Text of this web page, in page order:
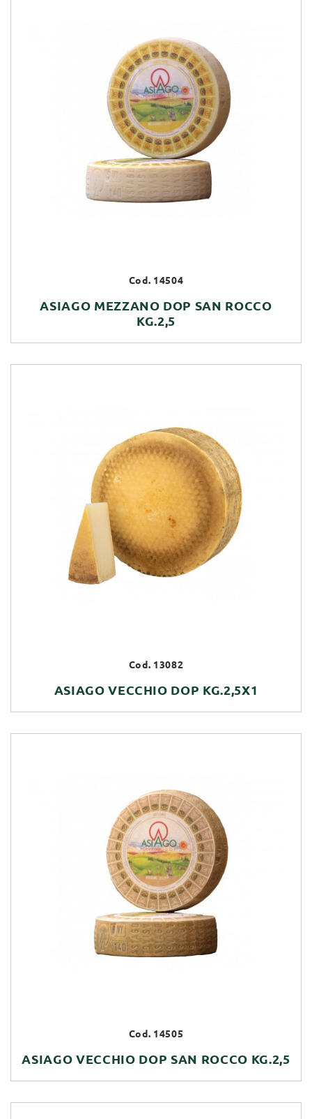
Cod. 14504
ASIAGO MEZZANO DOP SAN ROCCO
KG.2,5
Cod. 13082
ASIAGO VECCHIO DOP KG.2,5X1
Cod. 14505
ASIAGO VECCHIO DOP SAN ROCCO KG.2,5